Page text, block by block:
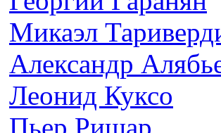
Микаэл
Александр
Леонид Куксо